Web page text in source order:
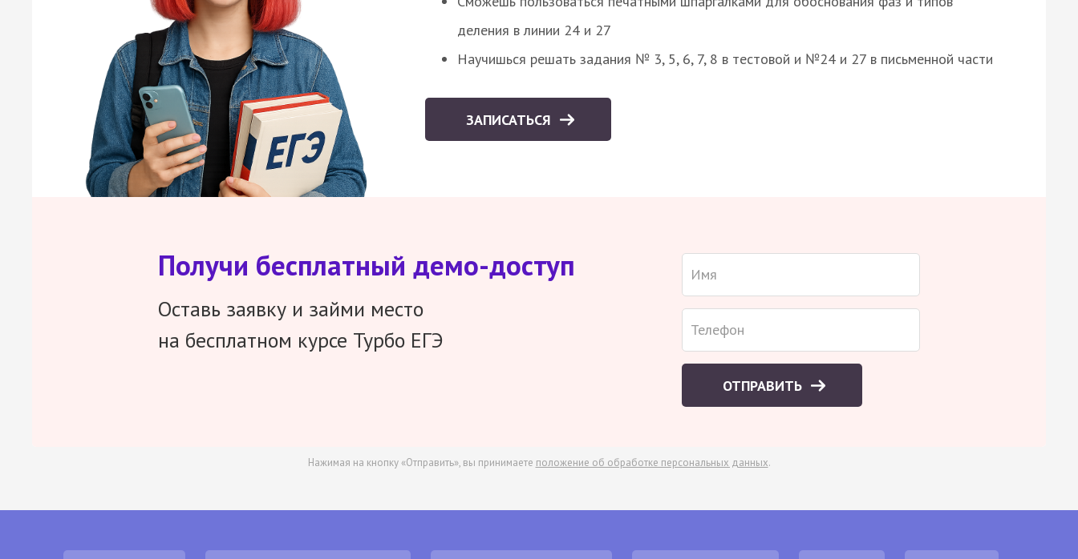
деления в линии 24 и 27
Научишься решать задания № 3, 5, 6, 7, 8 в тестовой и №24 и 27 в письменной части
ЗАПИСАТЬСЯ
Получи бесплатный демо-доступ
Оставь заявку и займи место
на бесплатном курсе Турбо ЕГЭ
ОТПРАВИТЬ
Нажимая на кнопку «Отправить», вы принимаете положение об обработке персональных данных.